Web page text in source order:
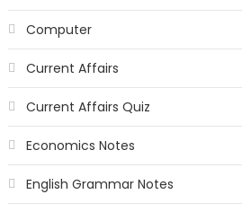
Computer
Current Affairs
Current Affairs Quiz
Economics Notes
English Grammar Notes